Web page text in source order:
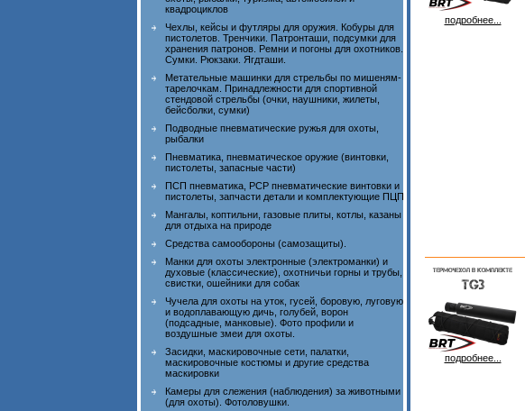
квадроциклов
Чехлы, кейсы и футляры для оружия. Кобуры для
пистолетов. Тренчики. Патронташи, подсумки для
хранения патронов. Ремни и погоны для охотников.
Сумки. Рюкзаки. Ягдташи.
Метательные машинки для стрельбы по мишеням-
тарелочкам. Принадлежности для спортивной
стендовой стрельбы (очки, наушники, жилеты,
бейсболки, сумки)
Подводные пневматические ружья для охоты,
рыбалки
Пневматика, пневматическое оружие (винтовки,
пистолеты, запасные части)
ПСП пневматика, PCP пневматические винтовки и
пистолеты, запчасти детали и комплектующие ПЦП
Мангалы, коптильни, газовые плиты, котлы, казаны
для отдыха на природе
Средства самообороны (самозащиты).
Манки для охоты электронные (электроманки) и
духовые (классические), охотничьи горны и трубы,
свистки, ошейники для собак
Чучела для охоты на уток, гусей, боровую, луговую
и водоплавающую дичь, голубей, ворон
(подсадные, манковые). Фото профили и
воздушные змеи для охоты.
Засидки, маскировочные сети, палатки,
маскировочные костюмы и другие средства
маскировки
Камеры для слежения (наблюдения) за животными
(для охоты). Фотоловушки.
подробнее...
подробнее...